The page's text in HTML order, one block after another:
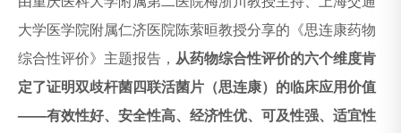
大学医学院附属仁济医院陈萦晅教授分享的《思连康药物
综合性评价》主题报告， 从药物综合性评价的六个维度肯
定了证明双歧杆菌四联活菌片（思连康）的临床应用价值
——有效性好、安全性高、经济性优、可及性强、适宜性